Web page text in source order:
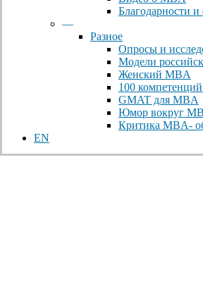
Благодарности
—
Разное
Опросы и
Модели
Женский MBA
100
GMAT для MBA
Юмор вокруг
Критика MBA-
EN